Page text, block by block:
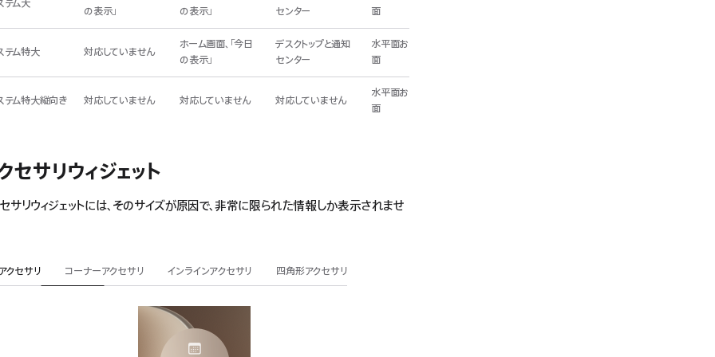
テム大
の表示」
の表示」
センター
面
テム特大 対応していません
ホーム画面、「今日
の表示」
デスクトップと通知
センター
水平面および垂直
面
テム特大縦向き 対応していません 対応していません 対応していません
水平面および垂直
面
セサリウィジェット
サリウィジェットには、そのサイズが原因で、非常に限られた情報しか表示されませ
クセサリ コーナーアクセサリ インラインアクセサリ 四角形アクセサリ